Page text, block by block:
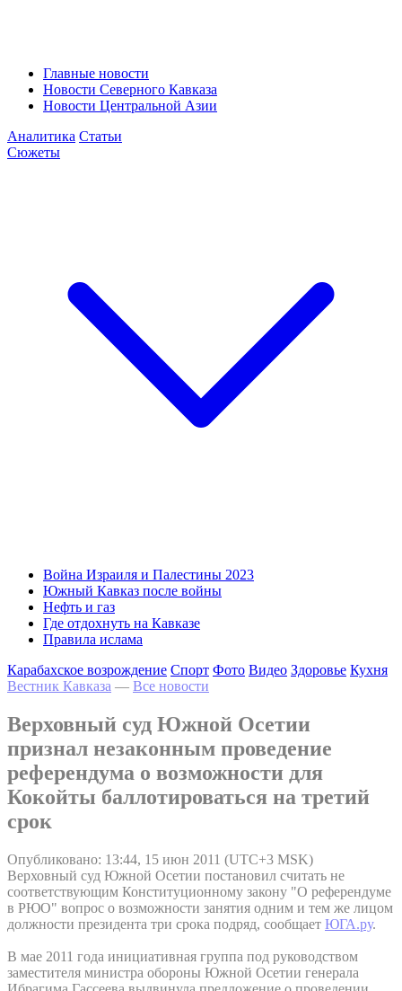
Главные новости
Новости Северного Кавказа
Новости Центральной Азии
Аналитика Статьи
Сюжеты
Война Израиля и Палестины 2023
Южный Кавказ после войны
Нефть и газ
Где отдохнуть на Кавказе
Правила ислама
Карабахское возрождение Спорт Фото Видео Здоровье Кухня
Вестник Кавказа — Все новости
Верховный суд Южной Осетии
признал незаконным проведение
референдума о возможности для
Кокойты баллотироваться на третий
срок
Опубликовано: 13:44, 15 июн 2011 (UTC+3 MSK)
Верховный суд Южной Осетии постановил считать не
соответствующим Конституционному закону "О референдуме
в РЮО" вопрос о возможности занятия одним и тем же лицом
должности президента три срока подряд, сообщает ЮГА.ру.
В мае 2011 года инициативная группа под руководством
заместителя министра обороны Южной Осетии генерала